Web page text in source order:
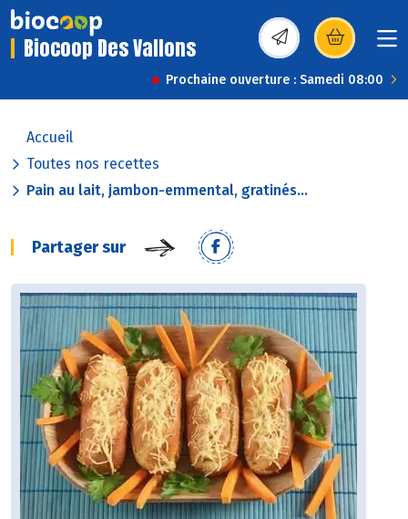
Biocoop Des Vallons (s’ouvre dans une
Prochaine ouverture : Samedi 08:00
Accueil
Toutes nos recettes
Pain au lait, jambon-emmental, gratinés...
Partager sur